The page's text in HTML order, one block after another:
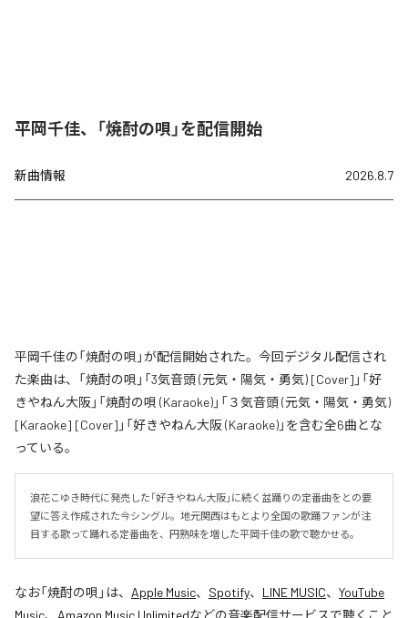
平岡千佳、「焼酎の唄」を配信開始
新曲情報 2026.8.7
平岡千佳の「焼酎の唄」が配信開始された。今回デジタル配信され
た楽曲は、「焼酎の唄」「3気音頭 (元気・陽気・勇気) [Cover]」「好
きやねん大阪」「焼酎の唄 (Karaoke)」「３気音頭 (元気・陽気・勇気)
[Karaoke] [Cover]」「好きやねん大阪 (Karaoke)」を含む全6曲とな
っている。
浪花こゆき時代に発売した「好きやねん大阪」に続く盆踊りの定番曲をとの要
望に答え作成された今シングル。地元関西はもとより全国の歌踊ファンが注
目する歌って踊れる定番曲を、円熟味を増した平岡千佳の歌で聴かせる。
なお「焼酎の唄 」は、 Apple Music、 Spotify、 LINE MUSIC、 YouTube